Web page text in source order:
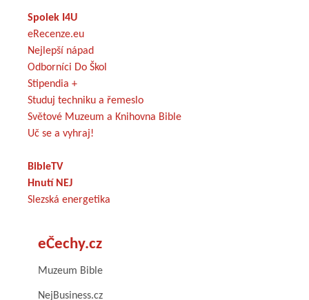
Spolek I4U
eRecenze.eu
Nejlepší nápad
Odborníci Do Škol
Stipendia +
Studuj techniku a řemeslo
Světové Muzeum a Knihovna Bible
Uč se a vyhraj!
BibleTV
Hnutí NEJ
Slezská energetika
eČechy.cz
Muzeum Bible
NejBusiness.cz